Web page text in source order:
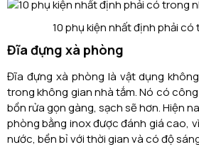
10 phụ kiện nhất định phải
Đĩa đựng xà phòng
Đĩa đựng xà phòng là vật dụng
trong không gian nhà tắm. Nó có
bồn rửa gọn gàng, sạch sẽ hơn. Hiện
phòng bằng inox được đánh giá cao,
nước, bền bỉ với thời gian và có độ